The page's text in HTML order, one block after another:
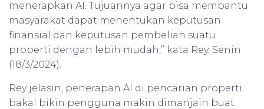
menerapkan AI. Tujuannya agar bisa membantu
masyarakat dapat menentukan keputusan
finansial dan keputusan pembelian suatu
properti dengan lebih mudah,” kata Rey, Senin
(18/3/2024).
Rey jelasin, penerapan AI di pencarian properti
bakal bikin pengguna makin dimanjain buat